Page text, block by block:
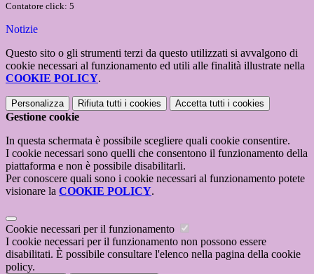
Contatore click: 5
Notizie
Questo sito o gli strumenti terzi da questo utilizzati si avvalgono di
cookie necessari al funzionamento ed utili alle finalità illustrate nella
COOKIE POLICY.
Personalizza Rifiuta tutti i cookies Accetta tutti i cookies
Gestione cookie
In questa schermata è possibile scegliere quali cookie consentire.
I cookie necessari sono quelli che consentono il funzionamento della
piattaforma e non è possibile disabilitarli.
Per conoscere quali sono i cookie necessari al funzionamento potete
visionare la COOKIE POLICY.
Cookie necessari per il funzionamento
I cookie necessari per il funzionamento non possono essere
disabilitati. È possibile consultare l'elenco nella pagina della cookie
policy.